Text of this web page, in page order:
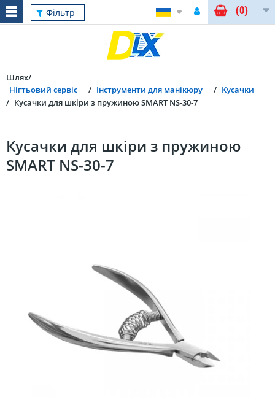
Фільтр (0)
Шлях
Нігтьовий сервіс
Інструменти для манікюру
Кусачки
Кусачки для шкіри з пружиною SMART NS-30-7
Кусачки для шкіри з пружиною
SMART NS-30-7